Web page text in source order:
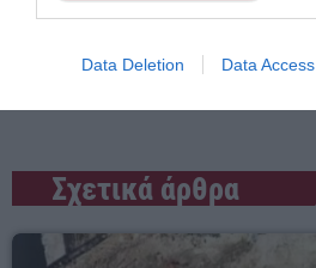
Data Deletion Data Access
email
Σχετικά άρθρα